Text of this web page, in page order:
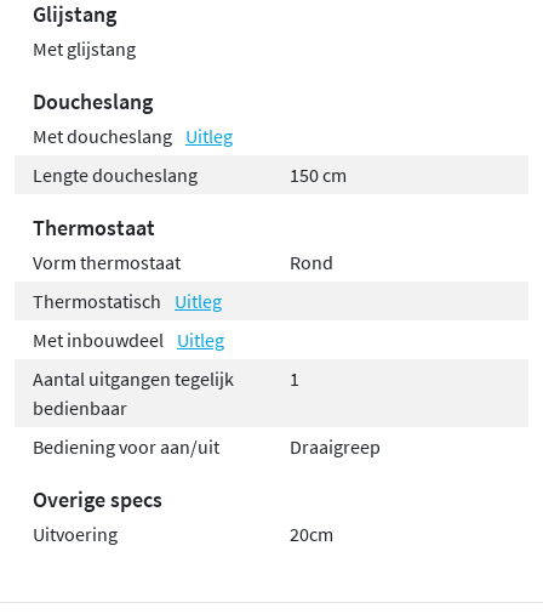
Glijstang
Met glijstang
Doucheslang
Met doucheslang Uitleg
Lengte doucheslang
150 cm
Thermostaat
Vorm thermostaat
Rond
Thermostatisch
Uitleg
Met inbouwdeel
Uitleg
Aantal uitgangen tegelijk
bedienbaar
1
Bediening voor aan/uit Draaigreep
Overige specs
Uitvoering 20cm